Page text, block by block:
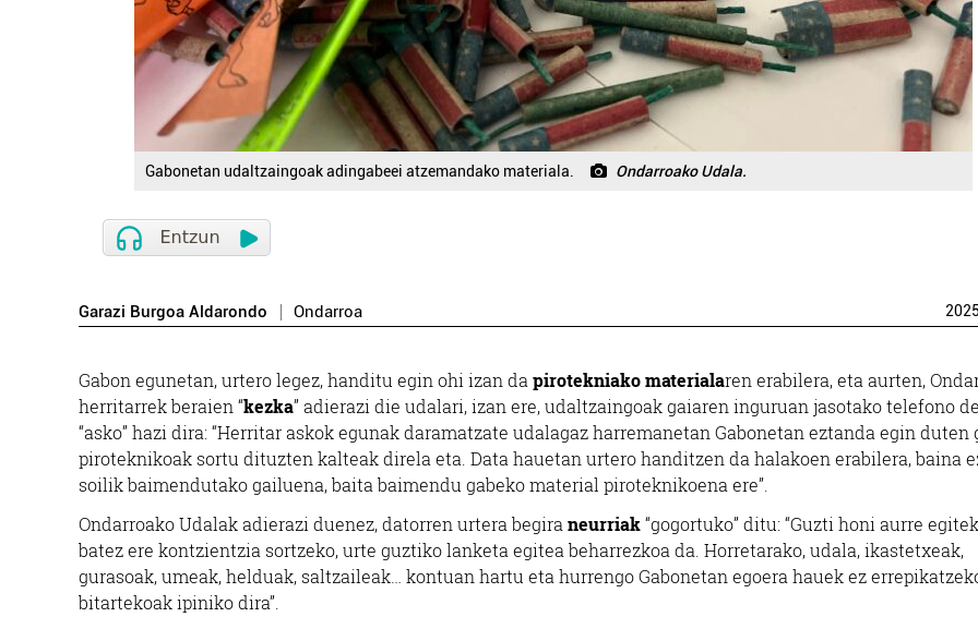
Gabonetan udaltzaingoak adingabeei atzemandako materiala. Ondarroako Udala.
Garazi Burgoa Aldarondo Ondarroa 2025
Gabon egunetan, urtero legez, handitu egin ohi izan da pirotekniako materialaren erabilera, eta aurten,
herritarrek beraien “kezka” adierazi die udalari, izan ere, udaltzaingoak gaiaren inguruan jasotako telefono
“asko” hazi dira: “Herritar askok egunak daramatzate udalagaz harremanetan Gabonetan eztanda egin duten
piroteknikoak sortu dituzten kalteak direla eta. Data hauetan urtero handitzen da halakoen erabilera, baina
soilik baimendutako gailuena, baita baimendu gabeko material piroteknikoena ere”.
Ondarroako Udalak adierazi duenez, datorren urtera begira neurriak“gogortuko” ditu: “Guzti honi aurre
batez ere kontzientzia sortzeko, urte guztiko lanketa egitea beharrezkoa da. Horretarako, udala, ikastetxeak,
gurasoak, umeak, helduak, saltzaileak… kontuan hartu eta hurrengo Gabonetan egoera hauek ez
bitartekoak ipiniko dira”.